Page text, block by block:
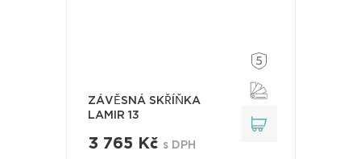
ZÁVĚSNÁ SKŘÍŇKA
LAMIR 13
3 765 Kč s DPH